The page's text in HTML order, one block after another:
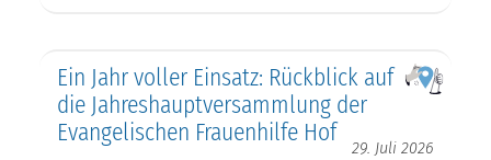
Ein Jahr voller Einsatz: Rückblick auf
die Jahreshauptversammlung der
Evangelischen Frauenhilfe Hof
29. Juli 2026